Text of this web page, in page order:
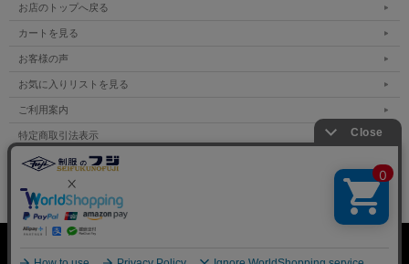
お店のトップへ戻る
カートを見る
お客様の声
お気に入りリストを見る
ご利用案内
特定商取引法表示
個人情報の取扱い
サイトマップ
Copyright (C) All Rights Reserved.